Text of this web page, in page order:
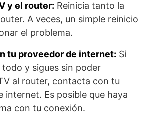
y el router: Reinicia tanto la
A veces, un simple reinicio
el problema.
tu proveedor de internet: Si
y sigues sin poder
al router, contacta con tu
internet. Es posible que haya
con tu conexión.